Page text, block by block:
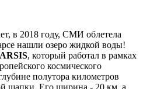
в 2018 году, СМИ облетела
нашли озеро жидкой воды!
, который работал в рамках
космического
полутора километров
шапки. Его ширина - 20 км, а